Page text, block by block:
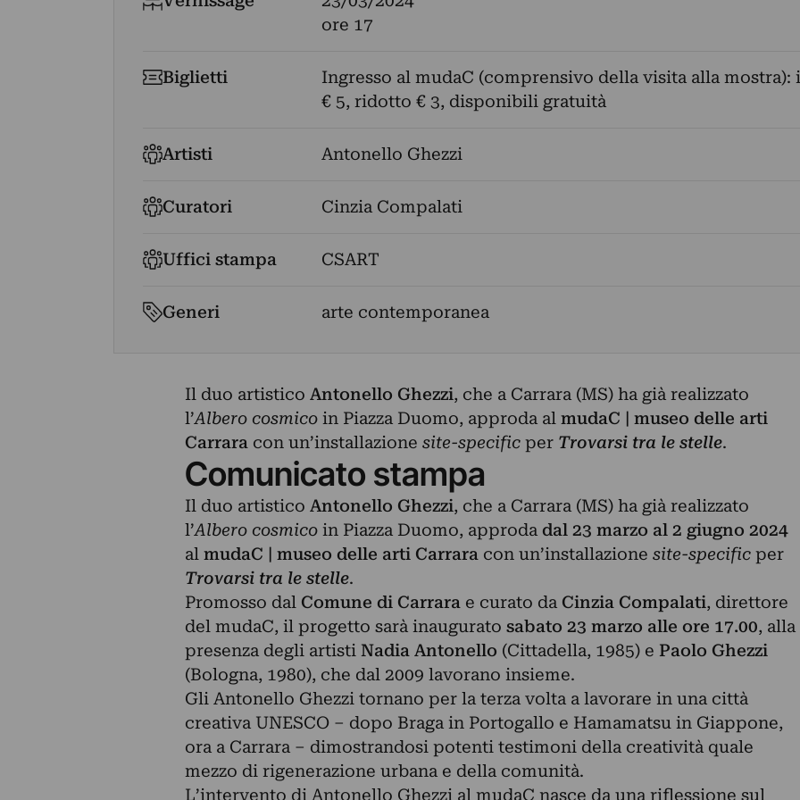
ore 17
Biglietti
Ingresso al mudaC (comprensivo della visita alla mostra):
€ 5, ridotto € 3, disponibili gratuità
Artisti Antonello Ghezzi
Curatori Cinzia Compalati
Uffici stampa CSART
Generi arte contemporanea
Il duo artistico Antonello Ghezzi, che a Carrara (MS) ha già realizzato
l’Albero cosmicoin Piazza Duomo, approda al mudaC | museo delle arti
Carraracon un’installazione site-specificper Trovarsi tra le stelle.
Comunicato stampa
Il duo artistico Antonello Ghezzi, che a Carrara (MS) ha già realizzato
l’Albero cosmicoin Piazza Duomo, approda dal 23 marzo al 2 giugno 2024
al mudaC | museo delle arti Carraracon un’installazione site-specificper
Trovarsi tra le stelle.
Promosso dal Comune di Carrara e curato da Cinzia Compalati, direttore
del mudaC, il progetto sarà inaugurato sabato 23 marzo alle ore 17.00, alla
presenza degli artisti Nadia Antonello (Cittadella, 1985) e Paolo Ghezzi
(Bologna, 1980), che dal 2009 lavorano insieme.
Gli Antonello Ghezzi tornano per la terza volta a lavorare in una città
creativa UNESCO – dopo Braga in Portogallo e Hamamatsu in Giappone,
ora a Carrara – dimostrandosi potenti testimoni della creatività quale
mezzo di rigenerazione urbana e della comunità.
L’intervento di Antonello Ghezzi al mudaC nasce da una riflessione sul